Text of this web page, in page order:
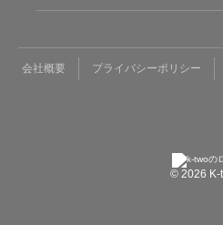
会社概要 プライバシーポリシー
© 2026 K-